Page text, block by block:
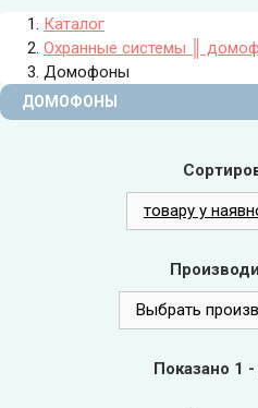
Каталог
Охранные системы ║
Домофоны
ДОМОФОНЫ
товару у
Выбрать
Показано 1